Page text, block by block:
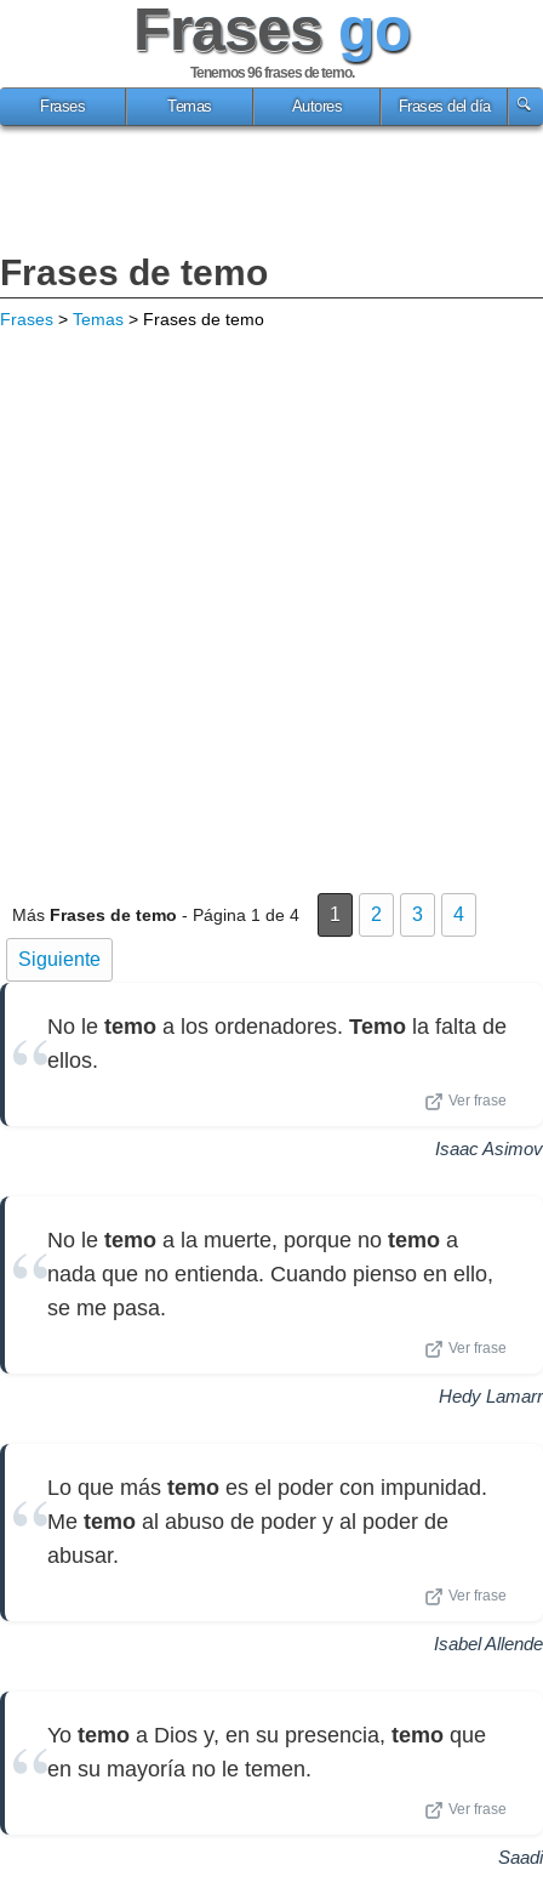
Frases go
Tenemos 96frases de temo.
Frases
Temas Autores Frases del día
Frases de temo
Frases > Temas > Frases de temo
Más Frases de temo - Página 1 de 4 1 2 3 4
Siguiente
No le temo a los ordenadores. Temo la falta de
ellos.
Ver frase
Isaac Asimov
No le temo a la muerte, porque no temo a
nada que no entienda. Cuando pienso en ello,
se me pasa.
Ver frase
Hedy Lamarr
Lo que más temo es el poder con impunidad.
Me temo al abuso de poder y al poder de
abusar.
Ver frase
Isabel Allende
Yo temo a Dios y, en su presencia, temo que
en su mayoría no le temen.
Ver frase
Saadi